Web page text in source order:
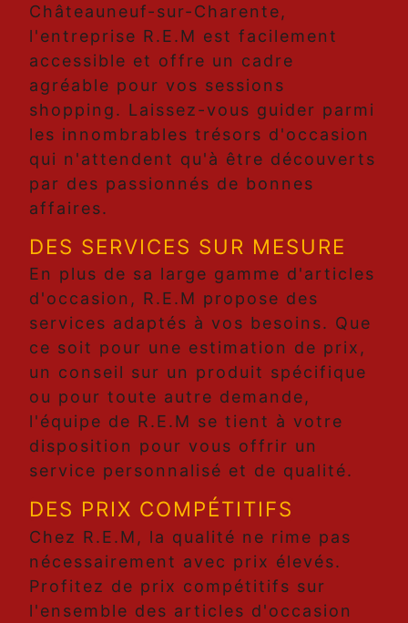
Châteauneuf-sur-Charente,
l'entreprise R.E.M est facilement
accessible et offre un cadre
agréable pour vos sessions
shopping. Laissez-vous guider parmi
les innombrables trésors d'occasion
qui n'attendent qu'à être découverts
par des passionnés de bonnes
affaires.
DES SERVICES SUR MESURE
En plus de sa large gamme d'articles
d'occasion, R.E.M propose des
services adaptés à vos besoins. Que
ce soit pour une estimation de prix,
un conseil sur un produit spécifique
ou pour toute autre demande,
l'équipe de R.E.M se tient à votre
disposition pour vous offrir un
service personnalisé et de qualité.
DES PRIX COMPÉTITIFS
Chez R.E.M, la qualité ne rime pas
nécessairement avec prix élevés.
Profitez de prix compétitifs sur
l'ensemble des articles d'occasion